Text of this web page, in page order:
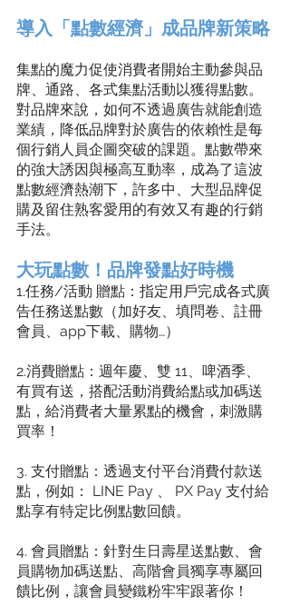
導入「點數經濟」成品牌新策略​
集點的魔力促使消費者開始主動參與品
牌、通路、各式集點活動以獲得點數。
對品牌來說，如何不透過廣告就能創造
業績，降低品牌對於廣告的依賴性是每
個行銷人員企圖突破的課題。點數帶來
的強大誘因與極高互動率，成為了這波
點數經濟熱潮下，許多中、大型品牌促
購及留住熟客愛用的有效又有趣的行銷
手法。
大玩點數！品牌發點好時機
1.任務/活動 贈點：指定用戶完成各式廣
告任務送點數（加好友、填問卷、註冊
會員、app下載、購物…）
2.消費贈點：週年慶、雙 11、啤酒季、
有買有送，搭配活動消費給點或加碼送
點，給消費者大量累點的機會，刺激購
買率！​
3. 支付贈點：透過支付平台消費付款送
點，例如： LINE Pay 、 PX Pay 支付給
點享有特定比例點數回饋。​
4. 會員贈點：針對生日壽星送點數、會
員購物加碼送點、高階會員獨享專屬回
饋比例，讓會員變鐵粉牢牢跟著你！